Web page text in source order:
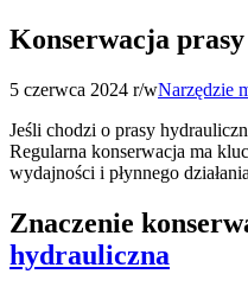
Konserwacja
5 czerwca 2024 r/wNarzędzie
Jeśli chodzi o prasy
Regularna konserwacja ma
wydajności i płynnego
Znaczenie
hydrauliczna